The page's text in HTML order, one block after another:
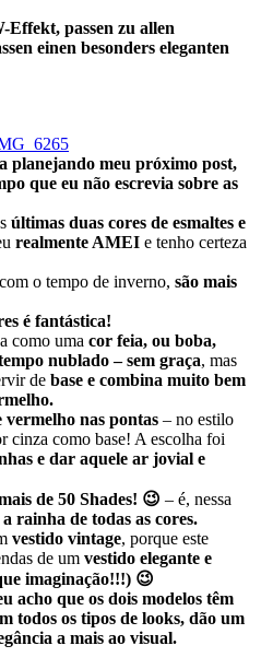
Effekt, passen zu allen
einen besonders eleganten
planejando meu próximo post,
que eu não escrevia sobre as
últimas duas cores de esmaltes e
realmente AMEI e tenho certeza
o tempo de inverno, são mais
é fantástica!
como uma cor feia, ou boba,
nublado – sem graça, mas
de base e combina muito bem
vermelho nas pontas – no estilo
cinza como base! A escolha foi
e dar aquele ar jovial e
de 50 Shades! 😉 – é, nessa
a rainha de todas as cores.
vestido vintage, porque este
de um vestido elegante e
imaginação!!!) 😉
acho que os dois modelos têm
todos os tipos de looks, dão um
a mais ao visual.